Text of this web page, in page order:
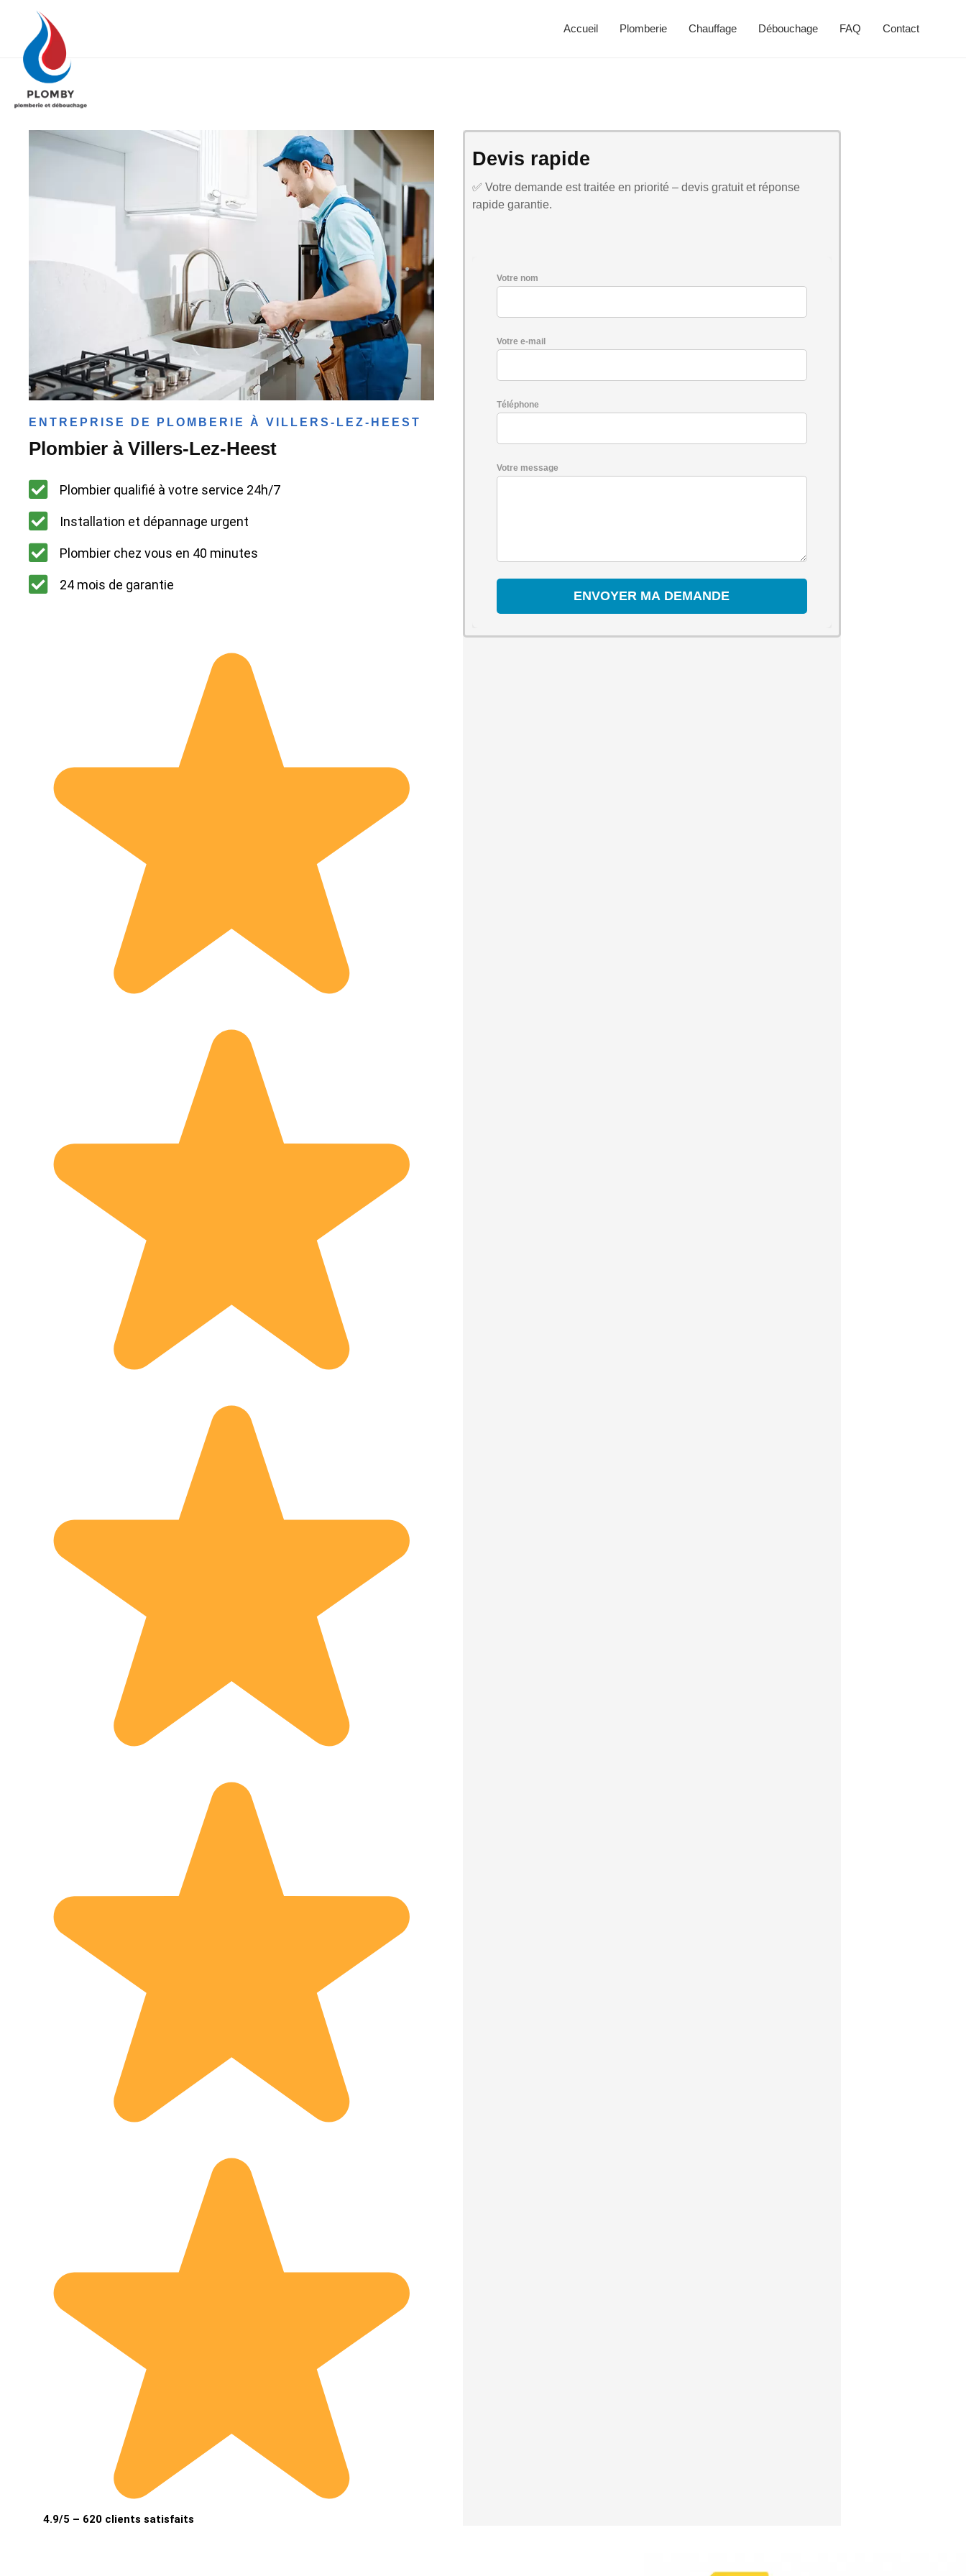
Accueil Plomberie Chauffage Débouchage FAQ Contact
ENTREPRISE DE PLOMBERIE À VILLERS-LEZ-HEEST
Plombier à Villers-Lez-Heest
Plombier qualifié à votre service 24h/7
Installation et dépannage urgent
Plombier chez vous en 40 minutes
24 mois de garantie
4.9/5 – 620 clients satisfaits
Devis rapide
✅ Votre demande est traitée en priorité – devis gratuit et réponse
rapide garantie.
Votre nom
Votre e-mail
Téléphone
Votre message